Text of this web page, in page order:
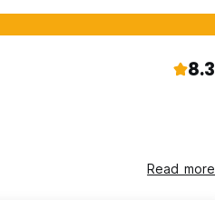
8.3
Read more